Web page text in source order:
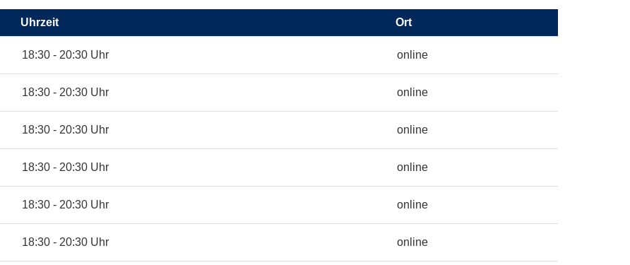
Uhrzeit Ort
18:30 - 20:30 Uhr online
18:30 - 20:30 Uhr online
18:30 - 20:30 Uhr online
18:30 - 20:30 Uhr online
18:30 - 20:30 Uhr online
18:30 - 20:30 Uhr online